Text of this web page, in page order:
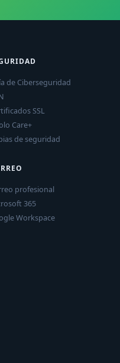
de Ciberseguridad
SSL
Care+
de seguridad
profesional
365
Workspace